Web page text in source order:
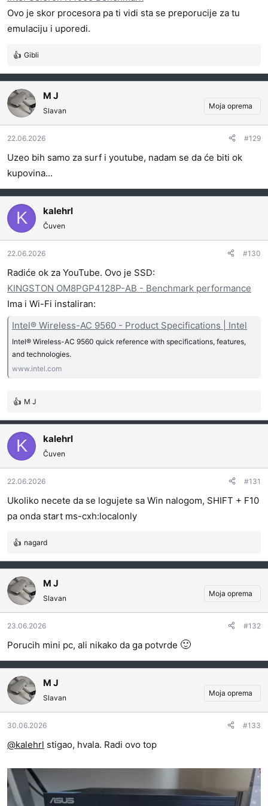
Ovo je skor procesora pa ti vidi sta se preporucije za tu
emulaciju i uporedi.
R
a
g
o
v
a
n
a
:
Gibli
M J
Slavan
Moja oprema
22.06.2026 #129
Uzeo bih samo za surf i youtube, nadam se da će biti ok
kupovina...
K kalehrl
Čuven
22.06.2026 #130
Radiće ok za YouTube. Ovo je SSD:
KINGSTON OM8PGP4128P-AB - Benchmark performance
Ima i Wi-Fi instaliran:
Intel® Wireless-AC 9560 - Product Specifications | Intel
Intel® Wireless-AC 9560 quick reference with specifications, features,
and technologies.
www.intel.com
R
n
j
:
M J
K kalehrl
Čuven
22.06.2026 #131
Ukoliko necete da se logujete sa Win nalogom, SHIFT + F10
pa onda start ms-cxh:localonly
R
a
g
o
v
a
n
a
:
nagard
M J
Slavan
Moja oprema
23.06.2026 #132
Porucih mini pc, ali nikako da ga potvrde 🙂
M J
Slavan
Moja oprema
30.06.2026 #133
@kalehrl stigao, hvala. Radi ovo top